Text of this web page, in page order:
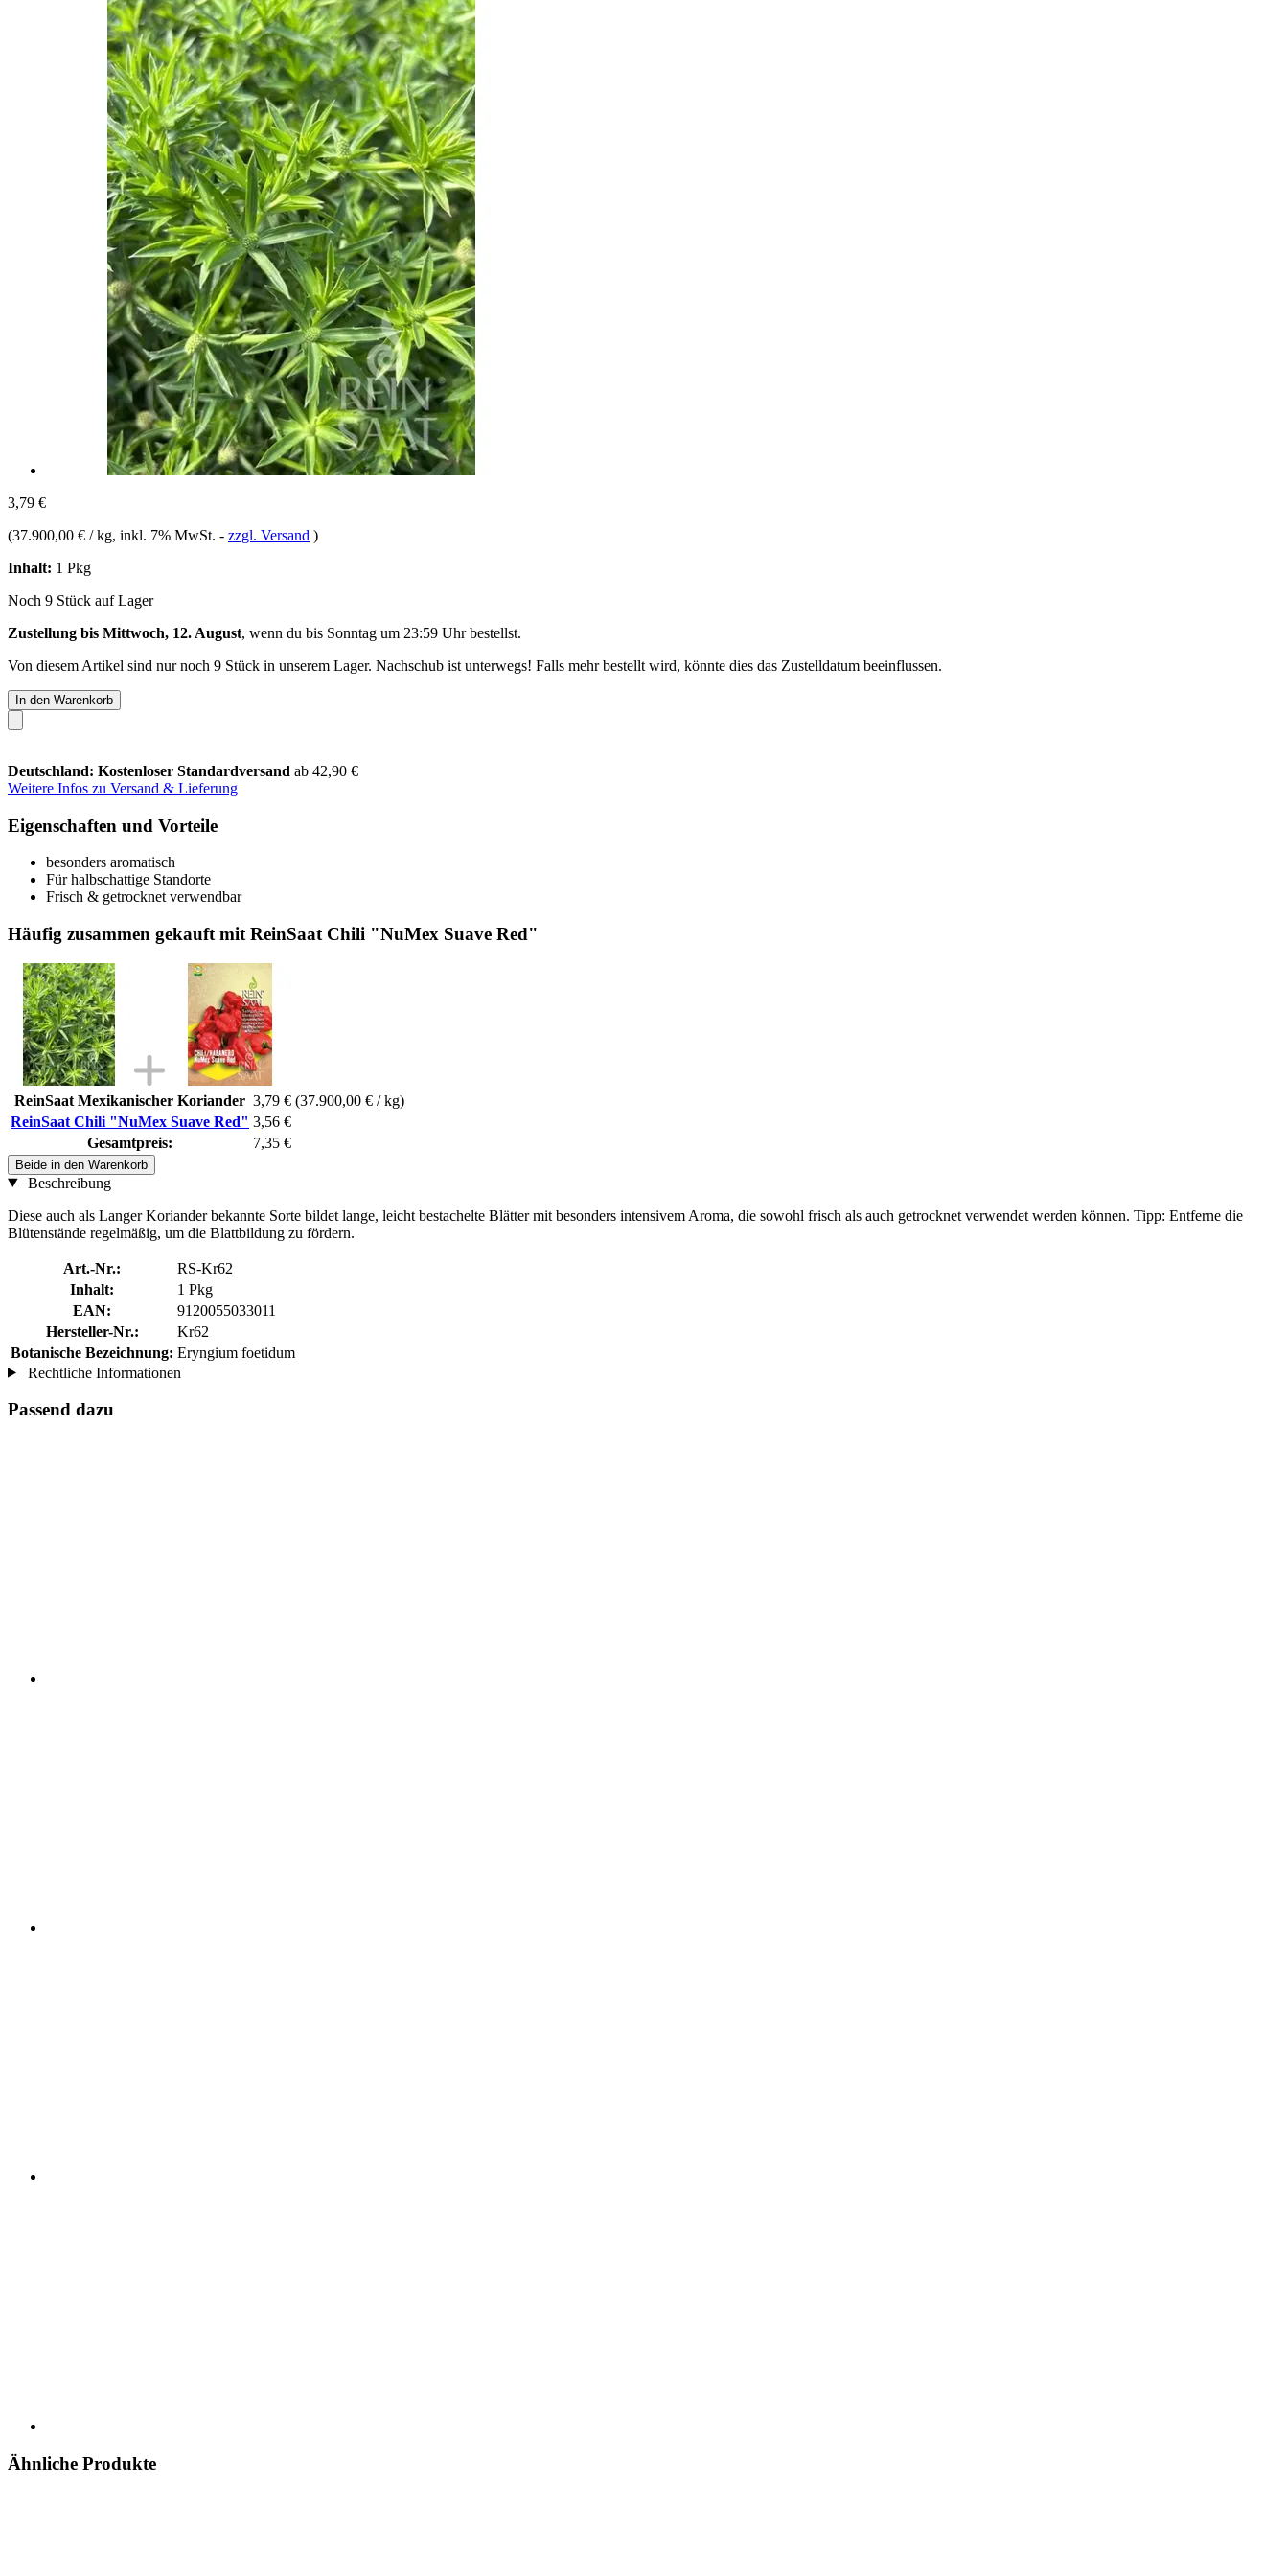
3,79 €
(37.900,00 € / kg, inkl. 7% MwSt. - zzgl. Versand )
Inhalt: 1 Pkg
Noch 9 Stück auf Lager
Zustellung bis Mittwoch, 12. August, wenn du bis Sonntag um 23:59 Uhrbestellst.
Von diesem Artikel sind nur noch 9 Stück in unserem Lager. Nachschub ist unterwegs! Falls mehr bestellt wird, könnte dies das Zustelldatum beeinflussen.
In den Warenkorb
Deutschland: Kostenloser Standardversand ab 42,90 €
Weitere Infos zu Versand & Lieferung
Eigenschaften und Vorteile
besonders aromatisch
Für halbschattige Standorte
Frisch & getrocknet verwendbar
Häufig zusammen gekauft mit ReinSaat Chili "NuMex Suave Red"
ReinSaat Mexikanischer Koriander 3,79 € (37.900,00 € / kg)
ReinSaat Chili "NuMex Suave Red" 3,56 €
Gesamtpreis:
7,35 €
Beide in den Warenkorb
Beschreibung
Diese auch als Langer Koriander bekannte Sorte bildet lange, leicht bestachelte Blätter mit besonders intensivem Aroma, die sowohl frisch als auch getrocknet verwendet werden können. Tipp: Entferne die
Blütenstände regelmäßig, um die Blattbildung zu fördern.
Art.-Nr.:
RS-Kr62
Inhalt:
1 Pkg
EAN:
9120055033011
Hersteller-Nr.:
Kr62
Botanische Bezeichnung: Eryngium foetidum
Rechtliche Informationen
Passend dazu
Ähnliche Produkte